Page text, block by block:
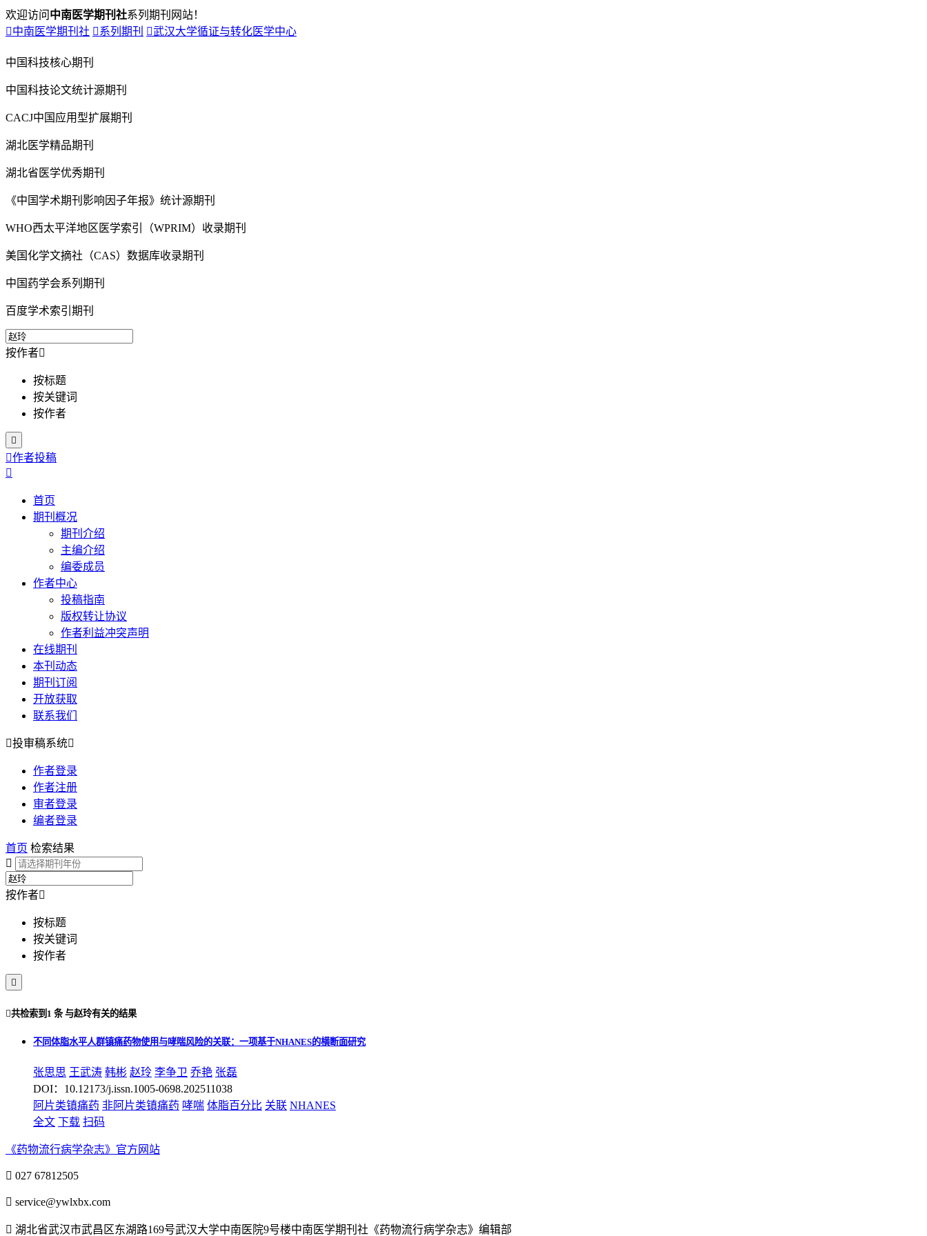
欢迎访问 中南医学期刊社系列期刊网站！
中南医学期刊社 系列期刊 武汉大学循证与转化医学中心
中国科技核心期刊
中国科技论文统计源期刊
CACJ中国应用型扩展期刊
湖北医学精品期刊
湖北省医学优秀期刊
《中国学术期刊影响因子年报》统计源期刊
WHO西太平洋地区医学索引（WPRIM）收录期刊
美国化学文摘社（CAS）数据库收录期刊
中国药学会系列期刊
百度学术索引期刊
按作者
按标题
按关键词
按作者

作者投稿

首页
期刊概况
期刊介绍
主编介绍
编委成员
作者中心
投稿指南
版权转让协议
作者利益冲突声明
在线期刊
本刊动态
期刊订阅
开放获取
联系我们
投审稿系统
作者登录
作者注册
审者登录
编者登录
首页 检索结果

按作者
按标题
按关键词
按作者

共检索到 1 条与赵玲有关的结果
不同体脂水平人群镇痛药物使用与哮喘风险的关联：一项基于NHANES的横断面研究
张思思 王武涛 韩彬 赵玲 李争卫 乔艳 张磊
DOI：10.12173/j.issn.1005-0698.202511038
阿片类镇痛药 非阿片类镇痛药 哮喘 体脂百分比 关联 NHANES
全文 下载 扫码
《药物流行病学杂志》官方网站
 027 67812505
 service@ywlxbx.com
 湖北省武汉市武昌区东湖路169号武汉大学中南医院9号楼中南医学期刊社《药物流行病学杂志》编辑部